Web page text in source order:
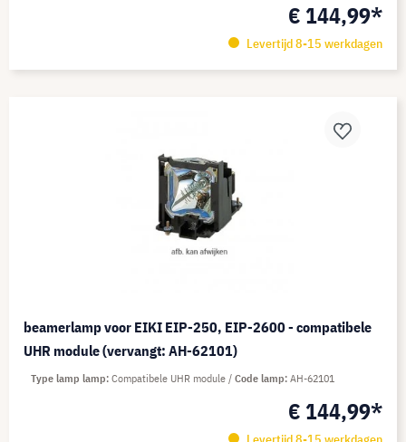
€ 144,99*
Levertijd 8-15 werkdagen
beamerlamp voor EIKI EIP-250, EIP-2600 - compatibele
UHR module (vervangt: AH-62101)
€ 144,99*
Type lamp lamp Compatibele UHR module Code lamp AH-62101